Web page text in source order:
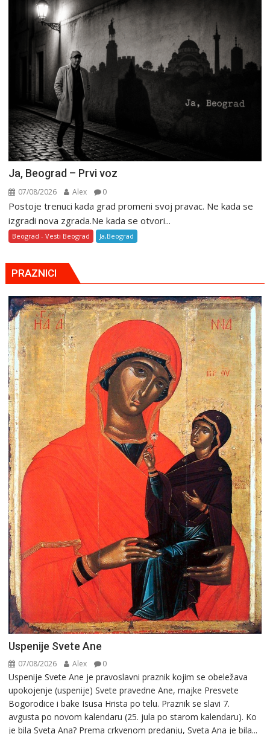
Ja, Beograd – Prvi voz
07/08/2026 Alex 0
Postoje trenuci kada grad promeni svoj pravac. Ne kada se
izgradi nova zgrada.Ne kada se otvori...
Beograd - Vesti Beograd Ja,Beograd
PRAZNICI
Uspenije Svete Ane
07/08/2026 Alex 0
Uspenije Svete Ane je pravoslavni praznik kojim se obeležava
upokojenje (uspenije) Svete pravedne Ane, majke Presvete
Bogorodice i bake Isusa Hrista po telu. Praznik se slavi 7.
avgusta po novom kalendaru (25. jula po starom kalendaru). Ko
je bila Sveta Ana? Prema crkvenom predanju, Sveta Ana je bila...